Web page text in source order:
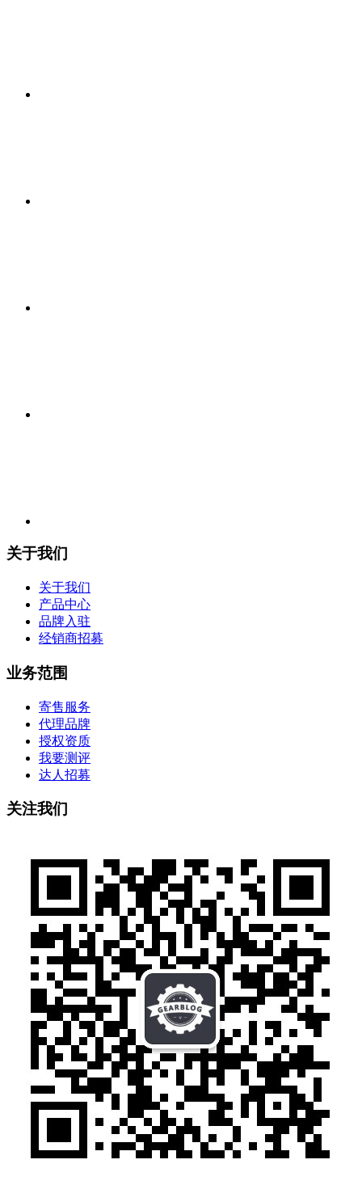
关于我们
关于我们
产品中心
品牌入驻
经销商招募
业务范围
寄售服务
代理品牌
授权资质
我要测评
达人招募
关注我们